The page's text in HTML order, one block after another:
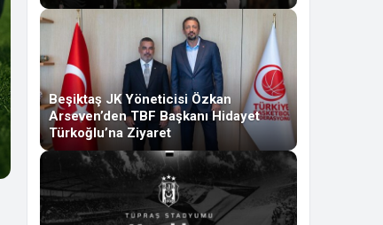
Beşiktaş JK Yöneticisi Özkan
Arseven’den TBF Başkanı Hidayet
Türkoğlu’na Ziyaret